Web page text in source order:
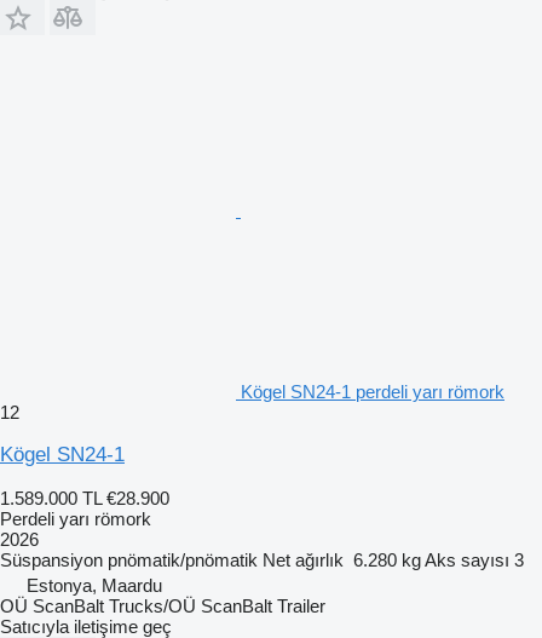
Kögel SN24-1 perdeli yarı römork
12
Kögel SN24-1
1.589.000 TL €28.900
Perdeli yarı römork
2026
Süspansiyon pnömatik/pnömatik Net ağırlık 6.280 kgAks sayısı 3
Estonya, Maardu
OÜ ScanBalt Trucks/OÜ ScanBalt Trailer
Satıcıyla iletişime geç